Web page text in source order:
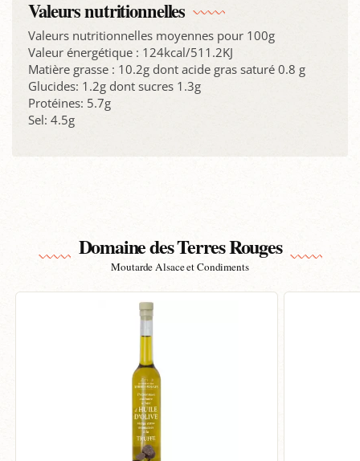
Valeurs nutritionnelles
Valeurs nutritionnelles moyennes pour 100g
Valeur énergétique : 124kcal/511.2KJ
Matière grasse : 10.2g dont acide gras saturé 0.8 g
Glucides: 1.2g dont sucres 1.3g
Protéines: 5.7g
Sel: 4.5g
Domaine des Terres Rouges
Moutarde Alsace et Condiments